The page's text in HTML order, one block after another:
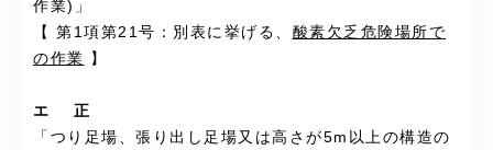
作業)」
【 第1項第21号：別表に挙げる、 酸素欠乏危険場所で
の作業 】
エ 正
「つり足場、張り出し足場又は高さが5m以上の構造の